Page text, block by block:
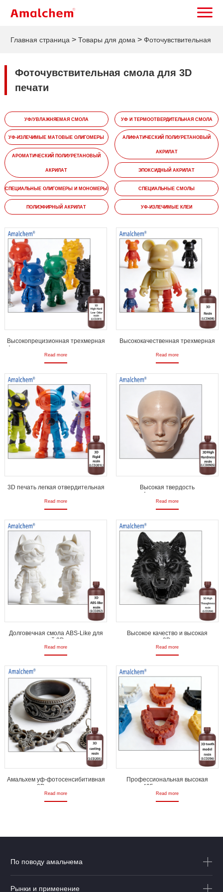
Главная страница > Товары для дома > Фоточувствительная
смола для 3D печати
Фоточувствительная смола для 3D
печати
УФ/УВЛАЖНЯЕМАЯ СМОЛА УФ И ТЕРМООТВЕРДИТЕЛЬНАЯ СМОЛА
УФ-ИЗЛЕЧИМЫЕ МАТОВЫЕ ОЛИГОМЕРЫ АЛИФАТИЧЕСКИЙ ПОЛИУРЕТАНОВЫЙ
АКРИЛАТ
АРОМАТИЧЕСКИЙ ПОЛИУРЕТАНОВЫЙ
АКРИЛАТ ЭПОКСИДНЫЙ АКРИЛАТ
СПЕЦИАЛЬНЫЕ ОЛИГОМЕРЫ И МОНОМЕРЫ СПЕЦИАЛЬНЫЕ СМОЛЫ
ПОЛИЭФИРНЫЙ АКРИЛАТ УФ-ИЗЛЕЧИМЫЕ КЛЕИ
Высокопрецизионная трехмерная
фотосенсивная печать смолы для
высококачественной литья
моделей
Read more
Высококачественная трехмерная
фоточувствительная смола для
принтеров
Read more
3D печать легкая отвердительная
высокое разрешение и
способность формы
Read more
Высокая твердость
ультрафиолетового излучения
фотосенсивная смола для 3D
принтеров
Read more
Долговечная смола ABS-Like для
надежной 3D печати
Read more
Высокое качество и высокая
прочность 3D принтеров
Read more
Амальхем уф-фотосенсибитивная
кастинг 3D печать смолы для
кастинга ювелирных изделий
Read more
Профессиональная высокая
точность 405nm стоматологическая
модель 3D печати смолы для
коронок
Read more
По поводу амальчема
Рынки и применение